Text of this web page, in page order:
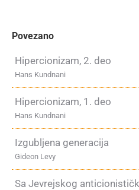
Povezano
Hipercionizam, 2. deo
Hans Kundnani
Hipercionizam, 1. deo
Hans Kundnani
Izgubljena generacija
Gideon Levy
Sa Jevrejskog